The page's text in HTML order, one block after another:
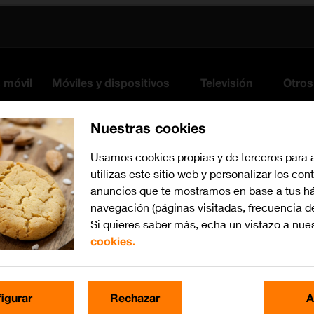
móvil Móviles y dispositivos Televisión
Nuestras cookies
Usamos cookies propias y de terceros para
utilizas este sitio web y personalizar los
anuncios que te mostramos en base a tus
navegación (páginas visitadas, frecuencia
Si quieres saber más, echa un vistazo a
cookies.
Rechazar